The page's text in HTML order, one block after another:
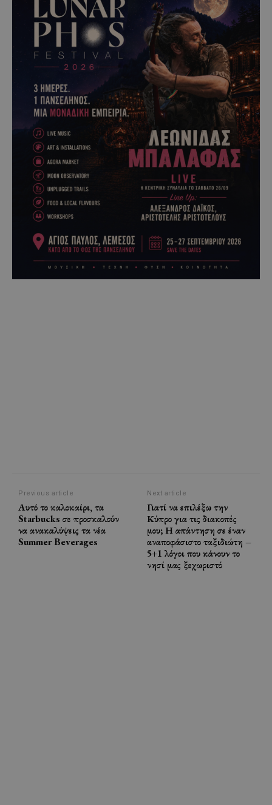
Previous article
Αυτό το καλοκαίρι, τα
Starbucks σε προσκαλούν
να ανακαλύψεις τα νέα
Summer Beverages
Next article
Γιατί να επιλέξω την
Κύπρο για τις διακοπές
μου; Η απάντηση σε έναν
αναποφάσιστο ταξιδιώτη –
5+1 λόγοι που κάνουν το
νησί μας ξεχωριστό